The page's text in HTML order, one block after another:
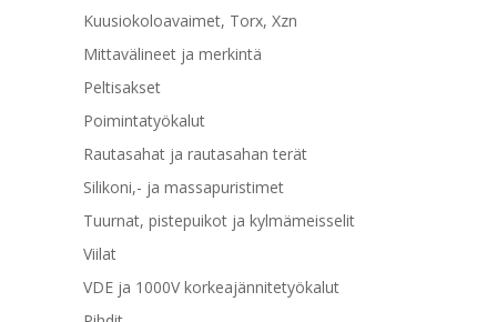
Kuusiokoloavaimet, Torx, Xzn
Mittavälineet ja merkintä
Peltisakset
Poimintatyökalut
Rautasahat ja rautasahan terät
Silikoni,- ja massapuristimet
Tuurnat, pistepuikot ja kylmämeisselit
Viilat
VDE ja 1000V korkeajännitetyökalut